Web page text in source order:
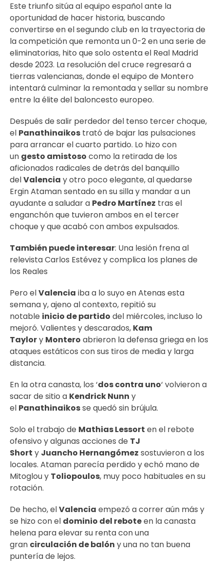
Este triunfo sitúa al equipo español ante la
oportunidad de hacer historia, buscando
convertirse en el segundo club en la trayectoria de
la competición que remonta un 0-2 en una serie de
eliminatorias, hito que solo ostenta el Real Madrid
desde 2023. La resolución del cruce regresará a
tierras valencianas, donde el equipo de Montero
intentará culminar la remontada y sellar su nombre
entre la élite del baloncesto europeo.
Después de salir perdedor del tenso tercer choque,
el Panathinaikos trató de bajar las pulsaciones
para arrancar el cuarto partido. Lo hizo con
un gesto amistoso como la retirada de los
aficionados radicales de detrás del banquillo
delValencia y otro poco elegante, al quedarse
Ergin Ataman sentado en su silla y mandar a un
ayudante a saludar a Pedro Martínez tras el
enganchón que tuvieron ambos en el tercer
choque y que acabó con ambos expulsados.
También puede interesar: Una lesión frena al
relevista Carlos Estévez y complica los planes de
los Reales
Pero elValencia iba a lo suyo en Atenas esta
semana y, ajeno al contexto, repitió su
notable inicio de partido del miércoles, incluso lo
mejoró. Valientes y descarados, Kam
Taylory Montero abrieron la defensa griega en los
ataques estáticos con sus tiros de media y larga
distancia.
En la otra canasta, los ‘dos contra uno‘ volvieron a
sacar de sitio a Kendrick Nunn y
el Panathinaikosse quedó sin brújula.
Solo el trabajo de Mathias Lessort en el rebote
ofensivo y algunas acciones de TJ
Short y Juancho Hernangómez sostuvieron a los
locales. Ataman parecía perdido y echó mano de
Mitoglou y Toliopoulos, muy poco habituales en su
rotación.
De hecho, elValencia empezó a correr aún más y
se hizo con el dominio del reboteen la canasta
helena para elevar su renta con una
gran circulación de balón y una no tan buena
puntería de lejos.